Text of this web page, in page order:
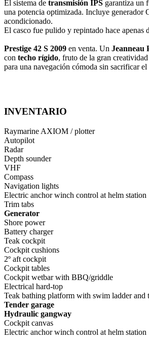
El sistema de transmisión IPS garantiza un
una potencia optimizada. Incluye generador
acondicionado.
El casco fue pulido y repintado hace apenas
Prestige 42 S 2009 en venta. Un Jeanneau
con techo rígido, fruto de la gran
para una navegación cómoda sin sacrificar
INVENTARIO
Raymarine AXIOM / plotter
Autopilot
Radar
Depth sounder
VHF
Compass
Navigation lights
Electric anchor winch control at helm station
Trim tabs
Generator
Shore power
Battery charger
Teak cockpit
Cockpit cushions
2º aft cockpit
Cockpit tables
Cockpit wetbar with BBQ/griddle
Electrical hard-top
Teak bathing platform with swim ladder and
Tender garage
Hydraulic gangway
Cockpit canvas
Electric anchor winch control at helm station